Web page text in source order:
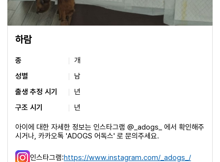
하람
종
개
성별
남
출생 추정 시기
년
구조 시기
년
아이에 대한 자세한 정보는 인스타그램 @_adogs_ 에서 확인해주
시거나, 카카오톡 'ADOGS 어독스' 로 문의주세요.
인스타그램:https://www.instagram.com/_adogs_/